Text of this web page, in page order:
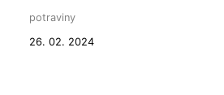
potraviny
26. 02. 2024